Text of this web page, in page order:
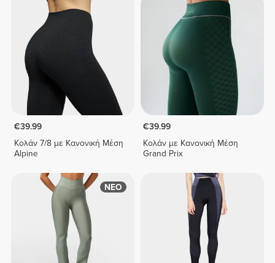
€39.99
Κολάν 7/8 με Κανονική Μέση
Alpine
€39.99
Κολάν με Κανονική Μέση
Grand Prix
ΝΕΟ